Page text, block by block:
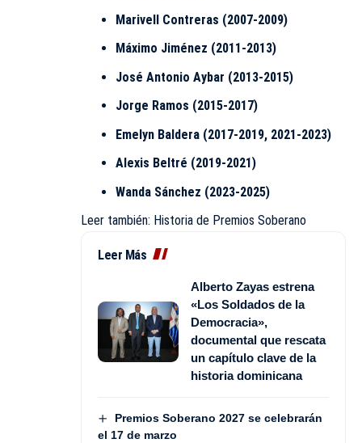
Marivell Contreras (2007-2009)
Máximo Jiménez (2011-2013)
José Antonio Aybar (2013-2015)
Jorge Ramos (2015-2017)
Emelyn Baldera (2017-2019, 2021-2023)
Alexis Beltré (2019-2021)
Wanda Sánchez (2023-2025)
Leer también: Historia de Premios Soberano
Leer Más
Alberto Zayas estrena
«Los Soldados de la
Democracia»,
documental que rescata
un capítulo clave de la
historia dominicana
Premios Soberano 2027 se celebrarán
el 17 de marzo